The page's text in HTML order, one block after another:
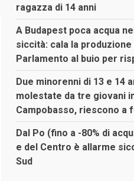
ragazza di 14 anni
A Budapest poca acqua
siccità: cala la
Parlamento al buio per
Due minorenni di 13 e 14
molestate da tre giovani
Campobasso, riescono a
Dal Po (fino a -80% di
e del Centro è allarme
Sud